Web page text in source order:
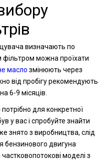
визначають по
фільтром можна проїхати
масло змінюють через
від пробігу рекомендують
6-9 місяців.
для конкретної
у вас і спробуйте знайти
знято з виробництва, слід
бензинового двигуна
моделі з